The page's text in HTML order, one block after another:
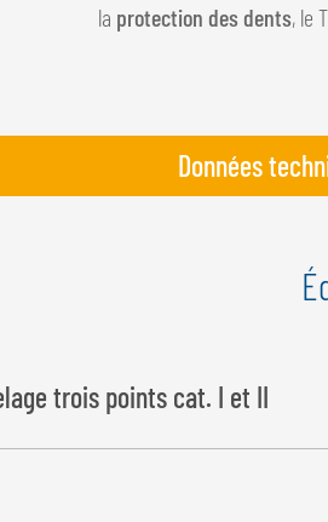
la protection des dents, le
Données
trois points cat. I et II